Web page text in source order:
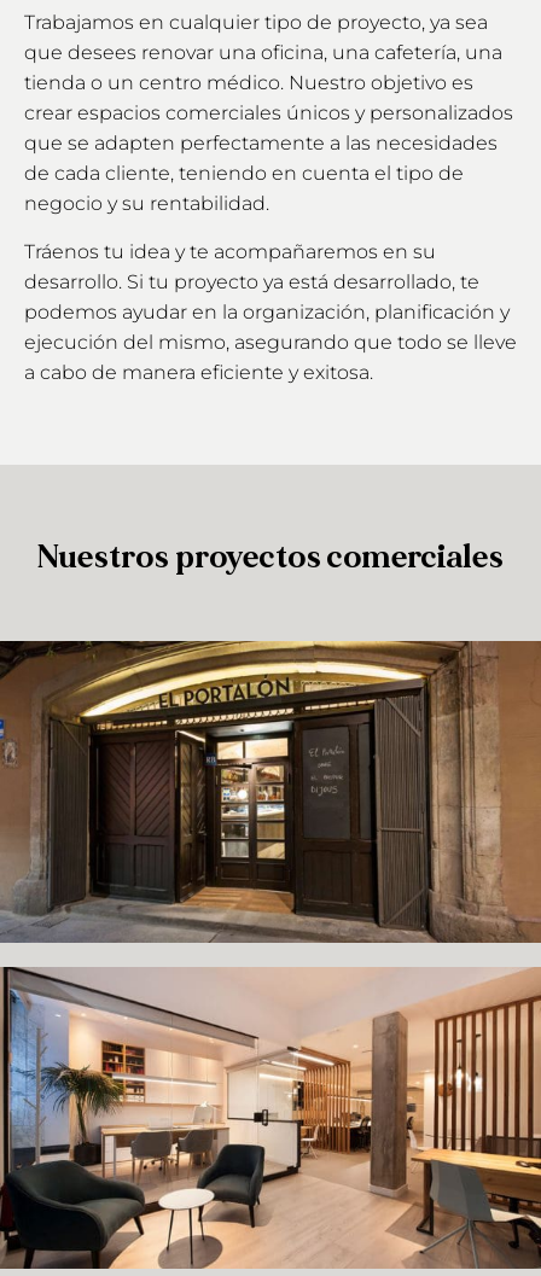
Trabajamos en cualquier tipo de proyecto, ya sea
que desees renovar una oficina, una cafetería, una
tienda o un centro médico. Nuestro objetivo es
crear espacios comerciales únicos y personalizados
que se adapten perfectamente a las necesidades
de cada cliente, teniendo en cuenta el tipo de
negocio y su rentabilidad.
Tráenos tu idea y te acompañaremos en su
desarrollo. Si tu proyecto ya está desarrollado, te
podemos ayudar en la organización, planificación y
ejecución del mismo, asegurando que todo se lleve
a cabo de manera eficiente y exitosa.
Nuestros proyectos comerciales